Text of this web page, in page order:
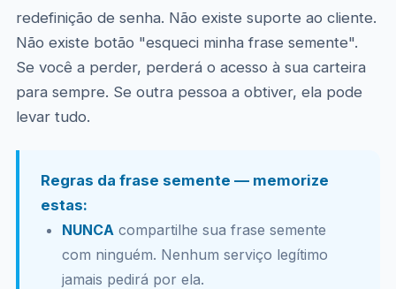
redefinição de senha. Não existe suporte ao cliente.
Não existe botão "esqueci minha frase semente".
Se você a perder, perderá o acesso à sua carteira
para sempre. Se outra pessoa a obtiver, ela pode
levar tudo.
Regras da frase semente — memorize
estas:
NUNCAcompartilhe sua frase semente
com ninguém. Nenhum serviço legítimo
jamais pedirá por ela.